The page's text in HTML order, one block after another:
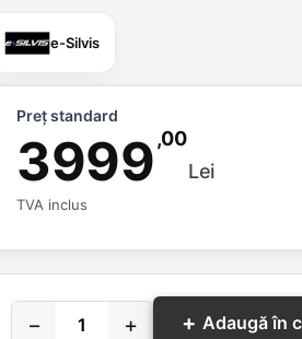
e-Silvis
Preț standard
3999,00
Lei
TVA inclus
− + + Adaugă în